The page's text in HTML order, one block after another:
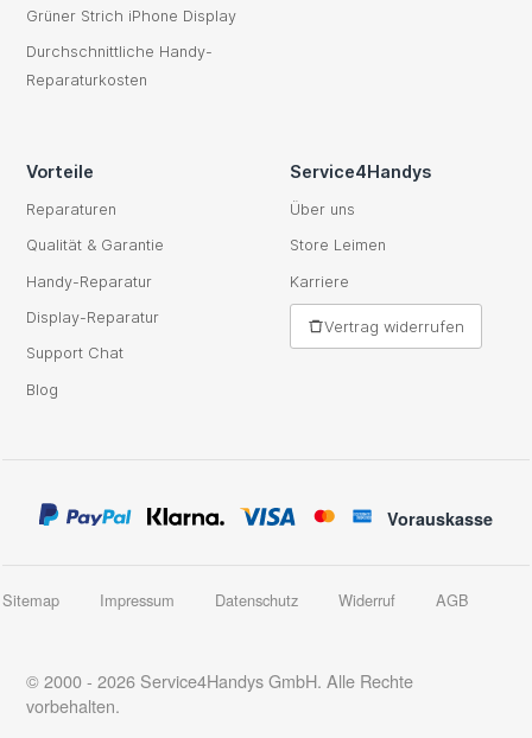
Grüner Strich iPhone Display
Durchschnittliche Handy-
Reparaturkosten
Vorteile
Reparaturen
Qualität & Garantie
Handy-Reparatur
Display-Reparatur
Support Chat
Blog
Service4Handys
Über uns
Store Leimen
Karriere
Vertrag widerrufen
© 2000 - 2026 Service4Handys GmbH. Alle Rechte
vorbehalten.
Sitemap Impressum Datenschutz Widerruf AGB
Vorauskasse